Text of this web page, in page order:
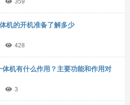
359
机的开机准备了解多少
428
体机有什么作用？主要功能和作用对
3